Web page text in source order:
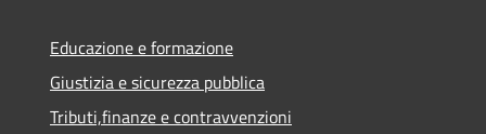
Educazione e formazione
Giustizia e sicurezza pubblica
Tributi,finanze e contravvenzioni